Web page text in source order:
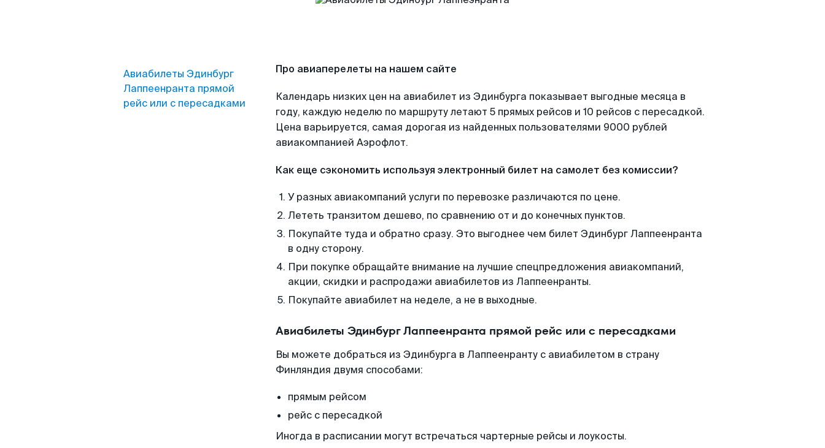
Авиабилеты Эдинбург
Лаппеенранта прямой
рейс или с пересадками
Про авиаперелеты на нашем сайте
Календарь низких цен на авиабилет из Эдинбурга показывает выгодные месяца в
году, каждую неделю по маршруту летают 5 прямых рейсов и 10 рейсов с пересадкой.
Цена варьируется, самая дорогая из найденных пользователями 9000 рублей
авиакомпанией Аэрофлот.
Как еще сэкономить используя электронный билет на самолет без комиссии?
У разных авиакомпаний услуги по перевозке различаются по цене.
Лететь транзитом дешево, по сравнению от и до конечных пунктов.
Покупайте туда и обратно сразу. Это выгоднее чем билет Эдинбург Лаппеенранта
в одну сторону.
При покупке обращайте внимание на лучшие спецпредложения авиакомпаний,
акции, скидки и распродажи авиабилетов из Лаппеенранты.
Покупайте авиабилет на неделе, а не в выходные.
Авиабилеты Эдинбург Лаппеенранта прямой рейс или с пересадками
Вы можете добраться из Эдинбурга в Лаппеенранту с авиабилетом в страну
Финляндия двумя способами:
прямым рейсом
рейс с пересадкой
Иногда в расписании могут встречаться чартерные рейсы и лоукосты.